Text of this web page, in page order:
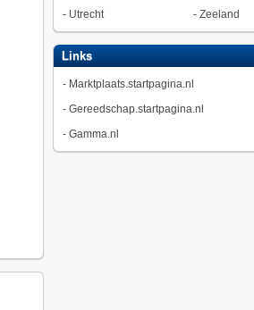
- Utrecht - Zeeland
Links
- Marktplaats.startpagina.nl
- Gereedschap.startpagina.nl
- Gamma.nl